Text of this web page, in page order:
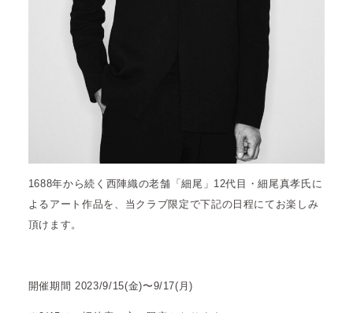
1688年から続く⻄陣織の⽼舗「細尾」12代⽬・細尾真孝氏に
よるアート作品を、当クラブ限定で下記の日程にてお楽しみ
頂けます。
開催期間 2023/9/15(金)〜9/17(月)